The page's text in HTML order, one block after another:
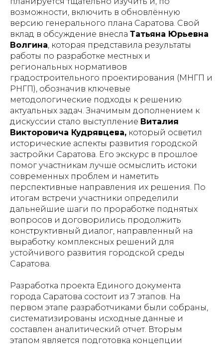
возможности, включить в обновлённую
версию генерального плана Саратова. Свой
вклад в обсуждение внесла Татьяна Юрьевна
Волгина, которая представила результаты
работы по разработке местных и
региональных нормативов
градостроительного проектирования (МНГП и
РНГП), обозначив ключевые
методологические подходы к решению
актуальных задач. Значимым дополнением к
дискуссии стало выступление Виталия
Викторовича Кудрявцева, который осветил
исторические аспекты развития городской
застройки Саратова. Его экскурс в прошлое
помог участникам лучше осмыслить истоки
современных проблем и наметить
перспективные направления их решения. По
итогам встречи участники определили
дальнейшие шаги по проработке поднятых
вопросов и договорились продолжить
конструктивный диалог, направленный на
выработку комплексных решений для
устойчивого развития городской среды
Саратова.
Разработка проекта Единого документа
города Саратова состоит из 7 этапов. На
первом этапе разработчиками были собраны,
систематизированы исходные данные и
составлен аналитический отчет. Вторым
этапом является подготовка концепции